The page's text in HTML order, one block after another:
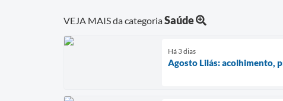
VEJA MAIS da categoriaSaúde
Há 3 dias
Agosto Lilás: acolhimento,